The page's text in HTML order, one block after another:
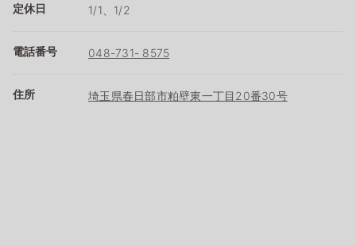
定休日 1/1、1/2
電話番号 048-731- 8575
住所 埼玉県春日部市粕壁東一丁目20番30号